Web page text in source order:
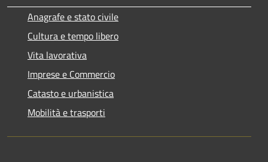
Anagrafe e stato civile
Cultura e tempo libero
Vita lavorativa
Imprese e Commercio
Catasto e urbanistica
Mobilità e trasporti